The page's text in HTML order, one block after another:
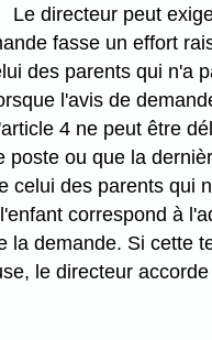
Le directeur peut
fasse un effort
des parents qui n'a
l'avis de
4 ne peut être
poste ou que la
celui des parents qui
correspond à
la demande. Si cette
le directeur